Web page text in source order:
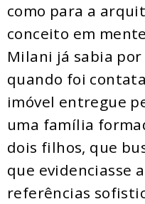
como para a
conceito em
Milani já sabia
quando foi
imóvel entregue
uma família
dois filhos, que
que evidenciasse
referências